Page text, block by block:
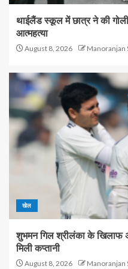
थाईलैंड स्कूल में छात्र ने की
आत्महत्या
August 8, 2026 Manoranjan
खेल
शुभमन गिल श्रीलंका के खिलाफ
मिली कप्तानी
August 8, 2026 Manoranjan